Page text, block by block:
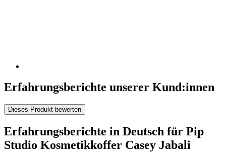
Erfahrungsberichte unserer Kund:innen
Dieses Produkt bewerten
Erfahrungsberichte in Deutsch für Pip
Studio Kosmetikkoffer Casey Jabali